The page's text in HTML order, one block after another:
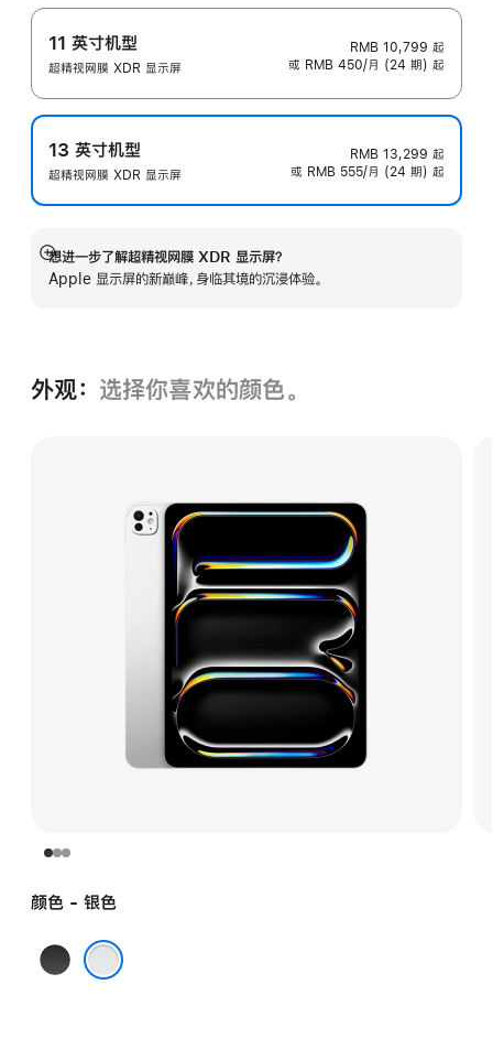
11 英寸机型
超精视网膜 XDR 显示屏
RMB 10,799 起
或 RMB 450/月 (24 期) 起
13 英寸机型
超精视网膜 XDR 显示屏
RMB 13,299 起
或 RMB 555/月 (24 期) 起
想进一步了解超精视网膜 XDR 显示屏？
Apple 显示屏的新巅峰，身临其境的沉浸体验。
展
开
外观： 选择你喜欢的颜色。
颜色 - 银色
深